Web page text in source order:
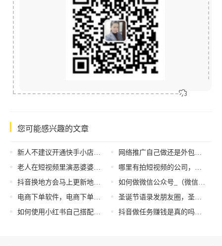
您可能感兴趣的文章
新人不建议开通快手小店，快手新用户不宜开微店？
老人在短视频里演恶婆婆月赚4万，短视频老人恶婆婆？
抖音换地方会马上更新地址吗，如何把抖音ip地址改到外省？
电商下单软件，电商下单软件啥意思？
如何使用小红书自己搭配衣服，小红书教你穿搭
网络推广自己做还是外包好呢？企业网络推广外包靠谱吗？
哪里有拍短视频的公司，拍短视频的团队是什么样的公司？
如何做微信公众号_（微信公众号怎么发起投票）
圣诞节语录发朋友圈，圣诞节语录发朋友圈的句子？
抖音做任务赚钱是真的吗，抖音做任务是真是假